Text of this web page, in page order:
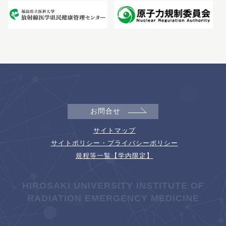
お問合せ
サイトマップ
サイトポリシー・プライバシーポリシー
規程等一覧【学内限定】
HIROSAKI UNIVERSITY INSTITUTE OF
RADIATION EMERGENCY MEDICINE